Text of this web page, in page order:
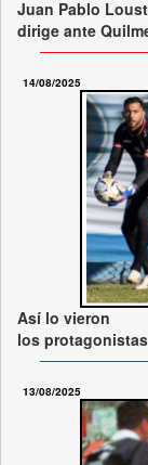
Juan Pablo
dirige ante
14/08/2025
Así lo vieron
los protagonistas
13/08/2025